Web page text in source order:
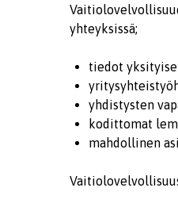
yhteyksissä;
tiedot
yhdistysten
kodittomat
mahdollinen